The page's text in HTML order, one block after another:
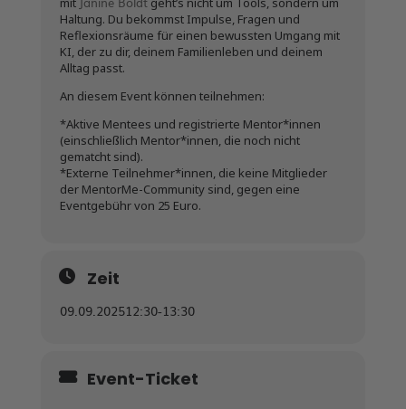
Haltung. Du bekommst Impulse, Fragen und
Reflexionsräume für einen bewussten Umgang mit
KI, der zu dir, deinem Familienleben und deinem
Alltag passt.
An diesem Event können teilnehmen:
*Aktive Mentees und registrierte Mentor*innen
(einschließlich Mentor*innen, die noch nicht
gematcht sind).
*Externe Teilnehmer*innen, die keine Mitglieder
der MentorMe-Community sind, gegen eine
Eventgebühr von 25 Euro.
Zeit
09.09.202512:30-13:30
Event-Ticket